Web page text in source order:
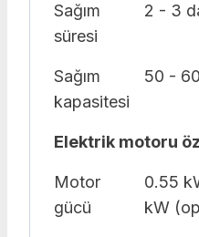
Sağım
süresi
2 - 3
Sağım
kapasitesi
50 -
Elektrik motoru
Motor
gücü
0.55
kW